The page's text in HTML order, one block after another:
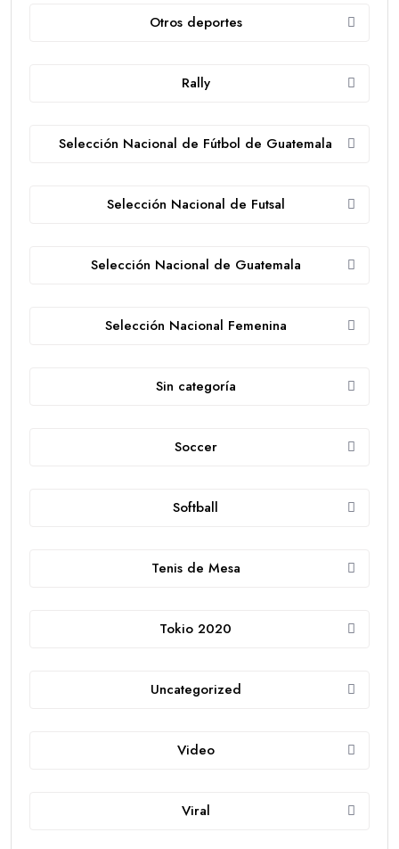
Otros deportes
Rally
Selección Nacional de Fútbol de Guatemala
Selección Nacional de Futsal
Selección Nacional de Guatemala
Selección Nacional Femenina
Sin categoría
Soccer
Softball
Tenis de Mesa
Tokio 2020
Uncategorized
Video
Viral